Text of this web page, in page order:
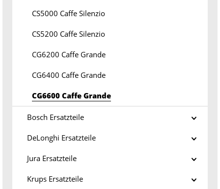
CS5000 Caffe Silenzio
CS5200 Caffe Silenzio
CG6200 Caffe Grande
CG6400 Caffe Grande
CG6600 Caffe Grande
Bosch Ersatzteile
DeLonghi Ersatzteile
Jura Ersatzteile
Krups Ersatzteile